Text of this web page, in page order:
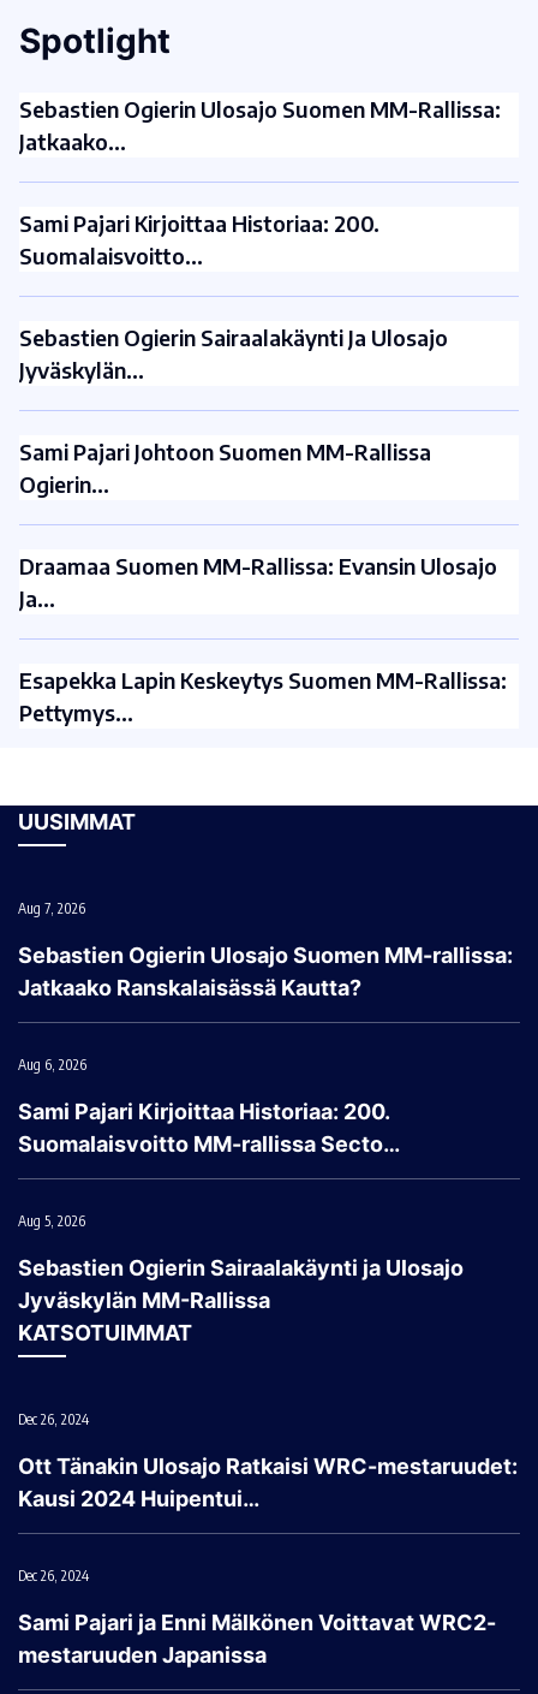
Spotlight
Sebastien Ogierin Ulosajo Suomen MM-Rallissa:
Jatkaako…
Sami Pajari Kirjoittaa Historiaa: 200.
Suomalaisvoitto…
Sebastien Ogierin Sairaalakäynti Ja Ulosajo
Jyväskylän…
Sami Pajari Johtoon Suomen MM-Rallissa
Ogierin…
Draamaa Suomen MM-Rallissa: Evansin Ulosajo
Ja…
Esapekka Lapin Keskeytys Suomen MM-Rallissa:
Pettymys…
UUSIMMAT
Aug 7, 2026
Sebastien Ogierin Ulosajo Suomen MM-rallissa:
Jatkaako Ranskalaisässä Kautta?
Aug 6, 2026
Sami Pajari Kirjoittaa Historiaa: 200.
Suomalaisvoitto MM-rallissa Secto…
Aug 5, 2026
Sebastien Ogierin Sairaalakäynti ja Ulosajo
Jyväskylän MM-Rallissa
KATSOTUIMMAT
Dec 26, 2024
Ott Tänakin Ulosajo Ratkaisi WRC-mestaruudet:
Kausi 2024 Huipentui…
Dec 26, 2024
Sami Pajari ja Enni Mälkönen Voittavat WRC2-
mestaruuden Japanissa